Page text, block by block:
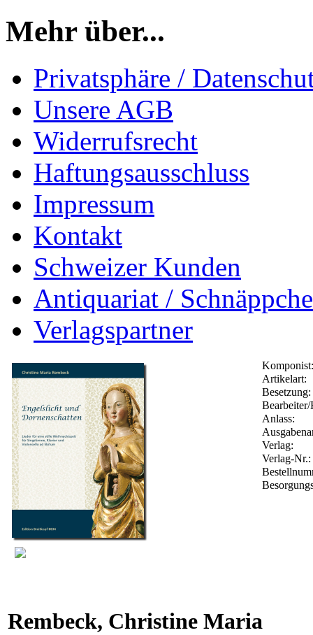
Mehr über...
Privatsphäre /
Unsere AGB
Widerrufsrecht
Haftungsausschluss
Impressum
Kontakt
Schweizer Kunden
Antiquariat /
Verlagspartner
Komponist:
Artikelart:
Besetzung:
Anlass:
Verlag:
Verlag-Nr.:
Rembeck, Christine Maria